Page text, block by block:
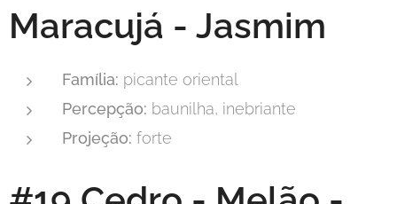
Maracujá - Jasmim
Família: picante oriental
Percepção: baunilha, inebriante
Projeção: forte